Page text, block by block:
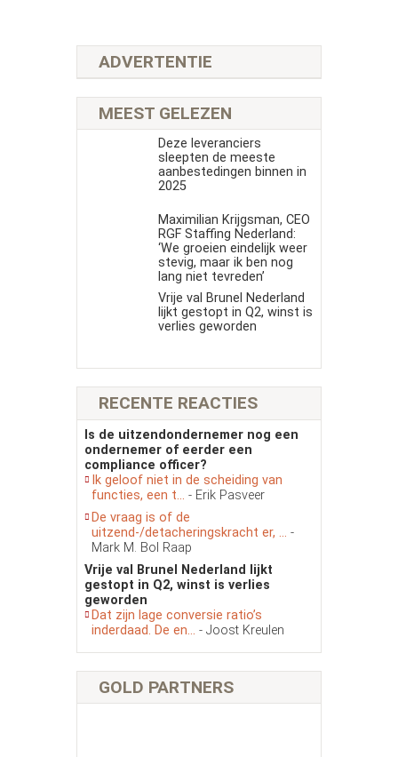
ADVERTENTIE
MEEST GELEZEN
Deze leveranciers
sleepten de meeste
aanbestedingen binnen in
2025
Maximilian Krijgsman, CEO
RGF Staffing Nederland:
‘We groeien eindelijk weer
stevig, maar ik ben nog
lang niet tevreden’
Vrije val Brunel Nederland
lijkt gestopt in Q2, winst is
verlies geworden
RECENTE REACTIES
Is de uitzendondernemer nog een
ondernemer of eerder een
compliance officer?
Ik geloof niet in de scheiding van
functies, een t... - Erik Pasveer
De vraag is of de
uitzend-/detacheringskracht er, ... -
Mark M. Bol Raap
Vrije val Brunel Nederland lijkt
gestopt in Q2, winst is verlies
geworden
Dat zijn lage conversie ratio’s
inderdaad. De en... - Joost Kreulen
GOLD PARTNERS